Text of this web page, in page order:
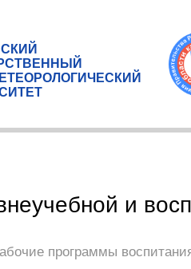
и
программы